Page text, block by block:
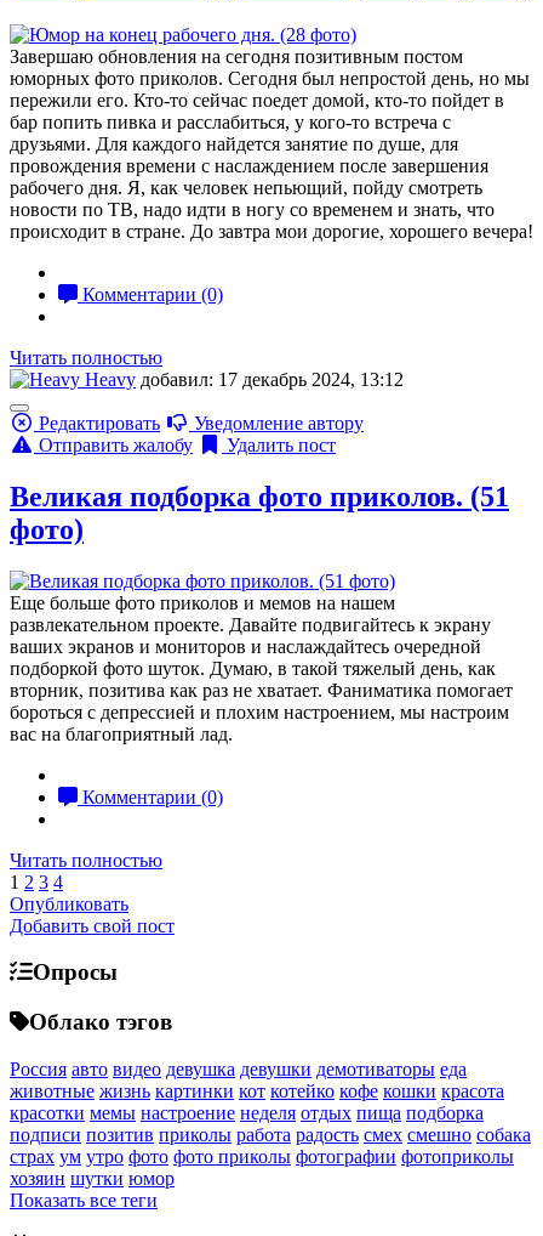
Завершаю обновления на сегодня позитивным постом
юморных фото приколов. Сегодня был непростой день, но мы
пережили его. Кто-то сейчас поедет домой, кто-то пойдет в
бар попить пивка и расслабиться, у кого-то встреча с
друзьями. Для каждого найдется занятие по душе, для
провождения времени с наслаждением после завершения
рабочего дня. Я, как человек непьющий, пойду смотреть
новости по ТВ, надо идти в ногу со временем и знать, что
происходит в стране. До завтра мои дорогие, хорошего вечера!
Комментарии (0)
Читать полностью
Heavy добавил: 17 декабрь 2024, 13:12
Редактировать
Уведомление автору
Отправить жалобу
Удалить пост
Великая подборка фото приколов. (51
фото)
Еще больше фото приколов и мемов на нашем
развлекательном проекте. Давайте подвигайтесь к экрану
ваших экранов и мониторов и наслаждайтесь очередной
подборкой фото шуток. Думаю, в такой тяжелый день, как
вторник, позитива как раз не хватает. Фаниматика помогает
бороться с депрессией и плохим настроением, мы настроим
вас на благоприятный лад.
Комментарии (0)
Читать полностью
1 2 3 4
Опубликовать
Добавить свой пост
Опросы
Облако тэгов
Россия авто видео девушка девушки демотиваторы еда
животные жизнь картинки кот котейко кофе кошки красота
красотки мемы настроение неделя отдых пища подборка
подписи позитив приколы работа радость смех смешно собака
страх ум утро фото фото приколы фотографии фотоприколы
хозяин шутки юмор
Показать все теги